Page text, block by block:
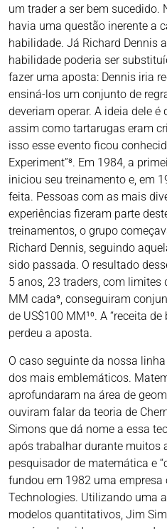
um trader a ser bem sucedido.
havia uma questão inerente a
habilidade. Já Richard Dennis
habilidade poderia ser
fazer uma aposta: Dennis iria
ensiná-los um conjunto de
deveriam operar. A ideia dele
assim como tartarugas eram
isso esse evento ficou
Experiment”⁸. Em 1984, a
iniciou seu treinamento e, em
feita. Pessoas com as mais
experiências fizeram parte
treinamentos, o grupo
Richard Dennis, seguindo
sido passada. O resultado
5 anos, 23 traders, com limites
MM cada⁹, conseguiram
de US$100 MM¹⁰. A “receita
perdeu a aposta.
O caso seguinte da nossa
dos mais emblemáticos.
aprofundaram na área de
ouviram falar da teoria de
Simons que dá nome a essa
após trabalhar durante muitos
pesquisador de matemática e
fundou em 1982 uma
Technologies. Utilizando uma
modelos quantitativos, Jim